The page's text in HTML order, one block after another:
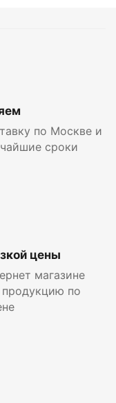
по Москве и
сроки
цены
магазине
продукцию по